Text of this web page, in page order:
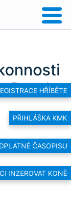
HŘÍBĚTE
PŘIHLÁŠKA KMK
ČASOPISU
INZEROVAT KONĚ
Dvorka